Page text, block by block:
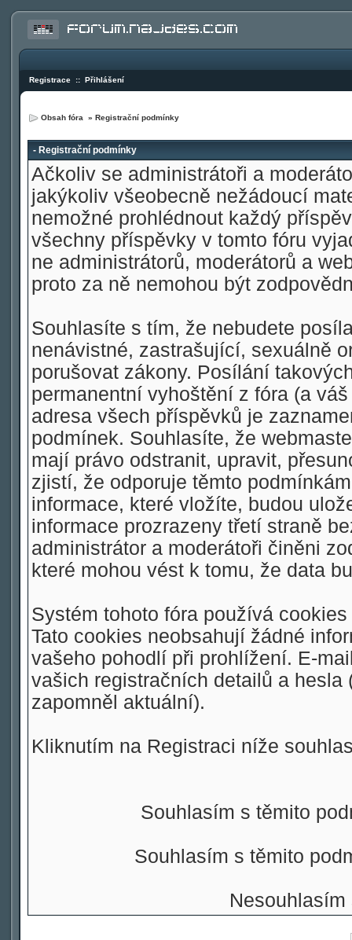
Registrace :: Přihlášení
Obsah fóra » Registrační podmínky
- Registrační podmínky
Ačkoliv se administrátoři a
jakýkoliv všeobecně nežádoucí
nemožné prohlédnout každý
všechny příspěvky v tomto fóru
ne administrátorů, moderátorů a
proto za ně nemohou být
Souhlasíte s tím, že nebudete
nenávistné, zastrašující, sexuálně
porušovat zákony. Posílání
permanentní vyhoštění z fóra (a
adresa všech příspěvků je
podmínek. Souhlasíte, že
mají právo odstranit, upravit,
zjistí, že odporuje těmto
informace, které vložíte, budou
informace prozrazeny třetí straně
administrátor a moderátoři činěni
které mohou vést k tomu, že data
Systém tohoto fóra používá
Tato cookies neobsahují žádné
vašeho pohodlí při prohlížení. E-
vašich registračních detailů a
zapomněl aktuální).
Kliknutím na Registraci níže
Souhlasím s těmito
Souhlasím s těmito